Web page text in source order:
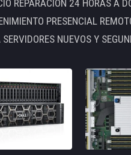
REPARACIÓN 24 HORAS A
PRESENCIAL
NUEVOS Y